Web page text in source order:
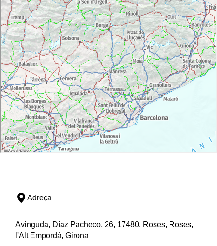
Adreça
Avinguda, Díaz Pacheco, 26, 17480, Roses, Roses,
l'Alt Empordà, Girona